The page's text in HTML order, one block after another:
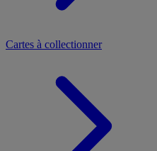
Cartes à collectionner